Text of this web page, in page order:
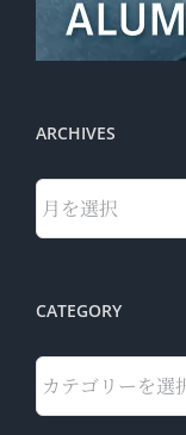
ARCHIVES
Archives
CATEGORY
Category